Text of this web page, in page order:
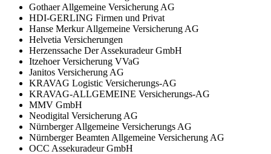
Gothaer Allgemeine Versicherung AG
HDI-GERLING Firmen und Privat
Hanse Merkur Allgemeine Versicherung AG
Helvetia Versicherungen
Herzenssache Der Assekuradeur GmbH
Itzehoer Versicherung VVaG
Janitos Versicherung AG
KRAVAG Logistic Versicherungs-AG
KRAVAG-ALLGEMEINE Versicherungs-AG
MMV GmbH
Neodigital Versicherung AG
Nürnberger Allgemeine Versicherungs AG
Nürnberger Beamten Allgemeine Versicherung AG
OCC Assekuradeur GmbH